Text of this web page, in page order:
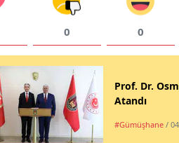
0 0
Prof. Dr.
Atandı
#Gümüşhane /